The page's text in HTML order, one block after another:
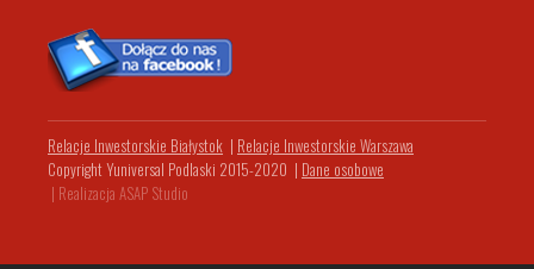
Relacje Inwestorskie Białystok | Relacje Inwestorskie Warszawa
Copyright Yuniversal Podlaski 2015-2020 | Dane osobowe
| Realizacja ASAP Studio